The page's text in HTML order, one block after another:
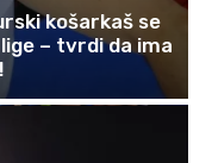
košarkaš se
– tvrdi da ima